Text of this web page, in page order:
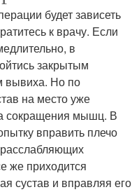
будет зависеть
к врачу. Если
в
закрытым
вывиха. Но по
на место уже
сокращения мышц. В
вправить плечо
же приходится
сустав и вправляя его